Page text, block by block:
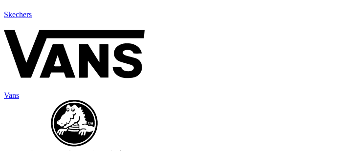
Skechers
Vans